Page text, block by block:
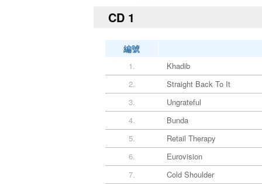
CD 1
編號
1.
Khadib
2.
Straight Back To It
3.
Ungrateful
4.
Bunda
5.
Retail Therapy
6.
Eurovision
7.
Cold Shoulder